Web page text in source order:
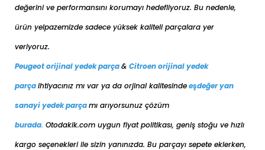
değerini ve performansını korumayı hedefliyoruz. Bu nedenle,
ürün yelpazemizde sadece yüksek kaliteli parçalara yer
veriyoruz.
Peugeot orijinal yedek parça& Citroen orijinal yedek
parçaihtiyacınız mı var ya da orjinal kalitesindeeşdeğeryan
sanayi yedek parçamı arıyorsunuz çözüm
burada. Otodakik.com uygun fiyat politikası, geniş stoğu ve hızlı
kargo seçenekleri ile sizin yanınızda. Bu parçayı sepete eklerken,